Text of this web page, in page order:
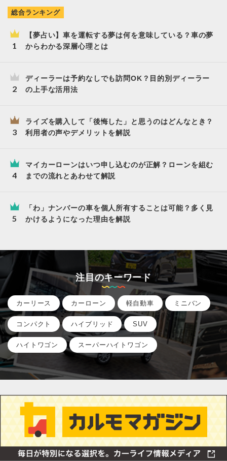
総合ランキング
【夢占い】車を運転する夢は何を意味している？車の夢
からわかる深層心理とは
ディーラーは予約なしでも訪問OK？目的別ディーラー
の上手な活用法
ライズを購入して「後悔した」と思うのはどんなとき？
利用者の声やデメリットを解説
マイカーローンはいつ申し込むのが正解？ローンを組む
までの流れとあわせて解説
「わ」ナンバーの車を個人所有することは可能？多く見
かけるようになった理由を解説
注目のキーワード
カーリース カーローン 軽自動車 ミニバン
コンパクト ハイブリッド SUV
ハイトワゴン スーパーハイトワゴン